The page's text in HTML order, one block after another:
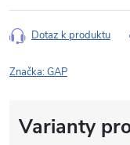
Dotaz k produktu
Značka:GAP